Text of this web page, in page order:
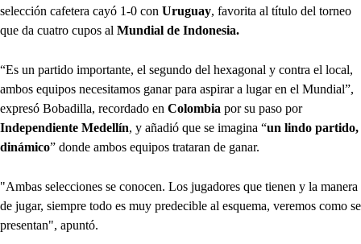
selección cafetera cayó 1-0 con Uruguay, favorita al título del torneo
que da cuatro cupos al Mundial de Indonesia.
“Es un partido importante, el segundo del hexagonal y contra el local,
ambos equipos necesitamos ganar para aspirar a lugar en el Mundial”,
expresó Bobadilla, recordado en Colombia por su paso por
Independiente Medellín, y añadió que se imagina “un lindo partido,
dinámico” donde ambos equipos trataran de ganar.
"Ambas selecciones se conocen. Los jugadores que tienen y la manera
de jugar, siempre todo es muy predecible al esquema, veremos como se
presentan", apuntó.